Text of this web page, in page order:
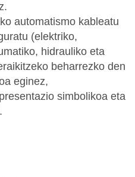
automatismo kableatu
(elektriko,
hidrauliko eta
beharrezko den
eginez,
simbolikoa eta